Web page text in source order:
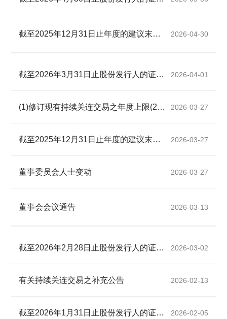
截至2025年12月31日止年度的建议末期股息及暂停办理股份过户登记手续（更新） 2026-04-30
截至2026年3月31日止股份发行人的证券变动月报表 2026-04-01
(1)修订现有持续关连交易之年度上限(2)更新现有持续关连交易 2026-03-27
截至2025年12月31日止年度的建议末期股息及暂停办理股份过户登记手续 2026-03-27
董事委员会人士变动 2026-03-27
董事会会议通告 2026-03-13
截至2026年2月28日止股份发行人的证券变动月报表 2026-03-02
有关持续关连交易之补充公告 2026-02-13
截至2026年1月31日止股份发行人的证券变动月报表 2026-02-05